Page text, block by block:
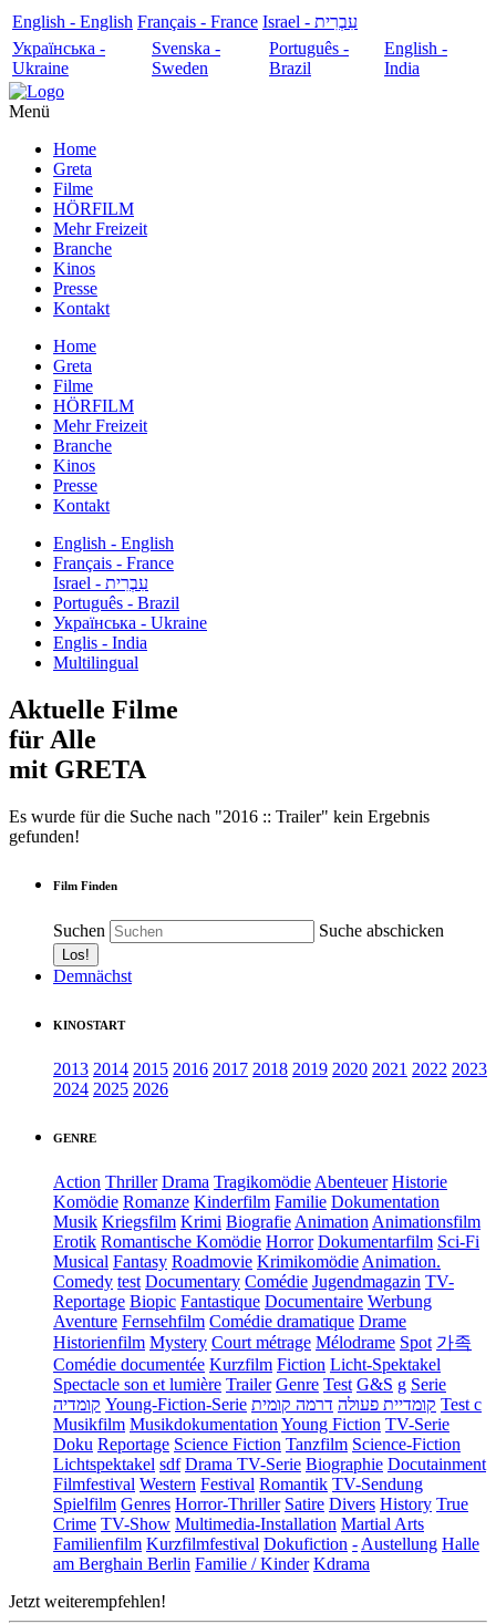
English - English Français - France
עִבְרִית - Israel
Українська -
Ukraine
Svenska -
Sweden
Português -
Brazil
English -
India
Menü
Home
Greta
Filme
HÖRFILM
Mehr Freizeit
Branche
Kinos
Presse
Kontakt
Home
Greta
Filme
HÖRFILM
Mehr Freizeit
Branche
Kinos
Presse
Kontakt
English - English
Français - France
עִבְרִית - Israel
Português - Brazil
Українська - Ukraine
Englis - India
Multilingual
Aktuelle Filme
für Alle
mit GRETA
Es wurde für die Suche nach "2016 :: Trailer" kein Ergebnis
gefunden!
Film Finden
Suchen Suche abschicken
Demnächst
KINOSTART
2013 2014 2015 2016 2017 2018 2019 2020 2021 2022 2023
2024 2025 2026
GENRE
Action Thriller Drama Tragikomödie Abenteuer Historie
Komödie Romanze Kinderfilm Familie Dokumentation
Musik Kriegsfilm Krimi Biografie Animation Animationsfilm
Erotik Romantische Komödie Horror Dokumentarfilm Sci-Fi
Musical Fantasy Roadmovie Krimikomödie Animation.
Comedy test Documentary Comédie Jugendmagazin TV-
Reportage Biopic Fantastique Documentaire Werbung
Aventure Fernsehfilm Comédie dramatique Drame
Historienfilm Mystery Court métrage Mélodrame Spot 가족
Comédie documentée Kurzfilm Fiction Licht-Spektakel
Spectacle son et lumière Trailer Genre Test G&S g Serie
קומדיה Young-Fiction-Serie קומדיית פעולה דרמה קומית
Test c
Musikfilm Musikdokumentation Young Fiction TV-Serie
Doku Reportage Science Fiction Tanzfilm Science-Fiction
Lichtspektakel sdf Drama TV-Serie Biographie Docutainment
Filmfestival Western Festival Romantik TV-Sendung
Spielfilm Genres Horror-Thriller Satire Divers History True
Crime TV-Show Multimedia-Installation Martial Arts
Familienfilm Kurzfilmfestival Dokufiction - Austellung Halle
am Berghain Berlin Familie / Kinder Kdrama
Jetzt weiterempfehlen!